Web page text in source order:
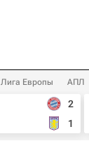
Лига Европы АПЛ
2
1